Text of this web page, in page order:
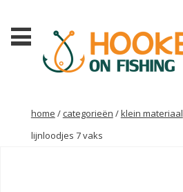
home / categorieën /klein materiaal
lijnloodjes 7 vaks